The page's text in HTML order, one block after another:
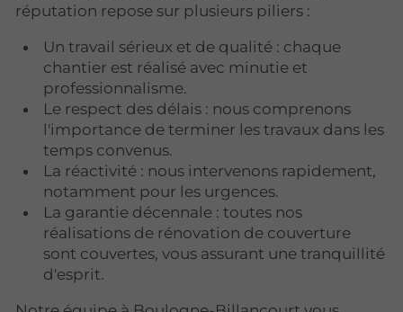
réputation repose sur plusieurs piliers :
Un travail sérieux et de qualité : chaque
chantier est réalisé avec minutie et
professionnalisme.
Le respect des délais : nous comprenons
l'importance de terminer les travaux dans les
temps convenus.
La réactivité : nous intervenons rapidement,
notamment pour les urgences.
La garantie décennale : toutes nos
réalisations de rénovation de couverture
sont couvertes, vous assurant une tranquillité
d'esprit.